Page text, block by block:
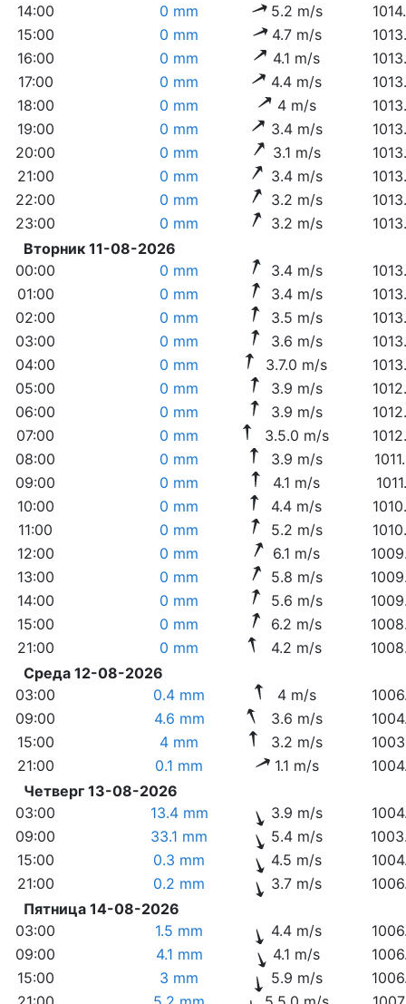
14:00
0 mm 5.2 m/s
15:00
0 mm 4.7 m/s
16:00
0 mm 4.1 m/s
17:00
0 mm 4.4 m/s
18:00
0 mm 4 m/s
19:00
0 mm 3.4 m/s
20:00
0 mm 3.1 m/s
21:00
0 mm 3.4 m/s
22:00
0 mm 3.2 m/s
23:00
0 mm 3.2 m/s
Вторник 11-08-2026
00:00
0 mm 3.4 m/s
01:00
0 mm 3.4 m/s
02:00
0 mm 3.5 m/s
03:00
0 mm 3.6 m/s
04:00
0 mm 3.7.0 m/s
05:00
0 mm 3.9 m/s
06:00
0 mm 3.9 m/s
07:00
0 mm 3.5.0 m/s
08:00
0 mm 3.9 m/s
09:00
0 mm 4.1 m/s
10:00
0 mm 4.4 m/s
11:00
0 mm 5.2 m/s
12:00
0 mm 6.1 m/s
13:00
0 mm 5.8 m/s
14:00
0 mm 5.6 m/s
15:00
0 mm 6.2 m/s
21:00
0 mm 4.2 m/s
Среда 12-08-2026
03:00
0.4 mm 4 m/s
09:00
4.6 mm 3.6 m/s
15:00
4 mm 3.2 m/s
21:00
0.1 mm 1.1 m/s
Четверг 13-08-2026
03:00
13.4 mm 3.9 m/s
09:00
33.1 mm 5.4 m/s
15:00
0.3 mm 4.5 m/s
21:00
0.2 mm 3.7 m/s
Пятница 14-08-2026
03:00
1.5 mm 4.4 m/s
09:00
4.1 mm 4.1 m/s
15:00
3 mm 5.9 m/s